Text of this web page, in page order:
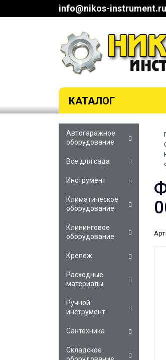
info@nikos-instrument.ru
КАТАЛОГ
Автогаражное
оборудование
Все для сада
Инструмент
Климатическое
оборудование
Клининговое
оборудование
Крепеж
Расходные
материалы
Ручной
инструмент
Сантехника
Складское